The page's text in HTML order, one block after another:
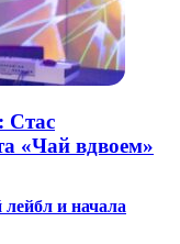
Стас
«Чай вдвоем»
и начала